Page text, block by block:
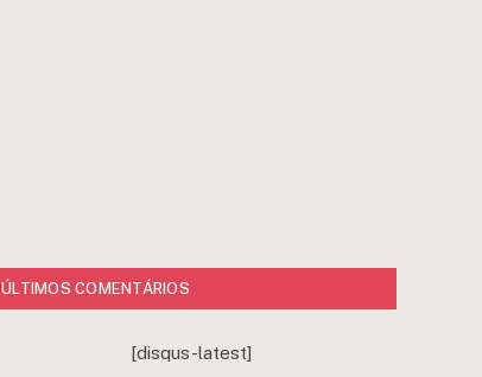
ÚLTIMOS COMENTÁRIOS
[disqus-latest]